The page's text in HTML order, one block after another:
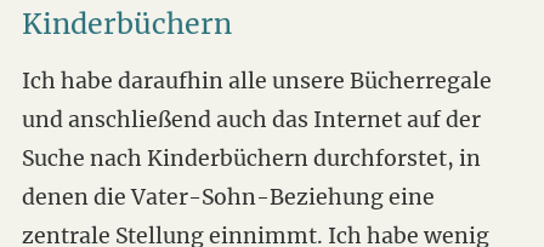
Kinderbüchern
Ich habe daraufhin alle unsere Bücherregale
und anschließend auch das Internet auf der
Suche nach Kinderbüchern durchforstet, in
denen die Vater-Sohn-Beziehung eine
zentrale Stellung einnimmt. Ich habe wenig